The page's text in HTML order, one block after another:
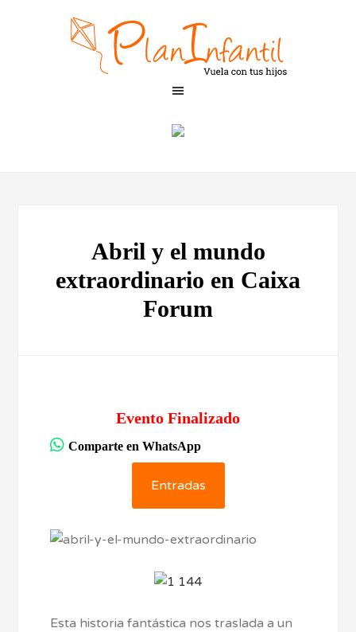
Abril y el mundo
extraordinario en Caixa
Forum
Evento Finalizado
Comparte en WhatsApp
Entradas
Esta historia fantástica nos traslada a un